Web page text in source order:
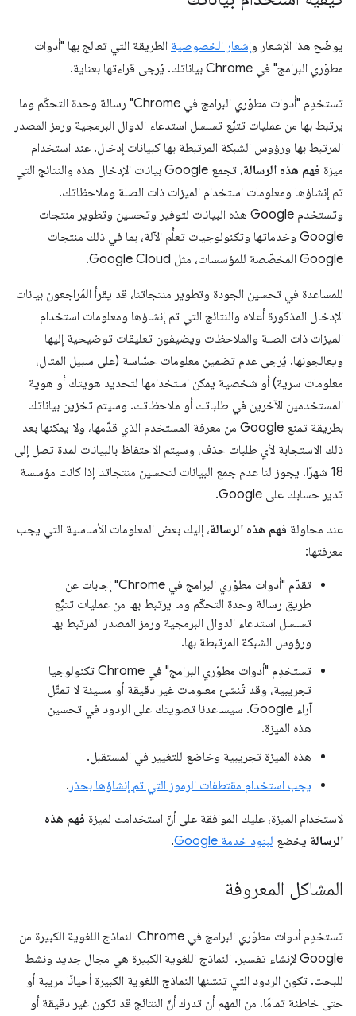
يوضّح هذا الإشعار وإشعار الخصوصية الطريقة التي تعالج بها "أدوات
مطوّري البرامج" في Chrome بياناتك. يُرجى قراءتها بعناية.
تستخدِم "أدوات مطوّري البرامج في Chrome" رسالة وحدة التحكّم وما
يرتبط بها من عمليات تتبُّع تسلسل استدعاء الدوال البرمجية ورمز المصدر
المرتبط بها ورؤوس الشبكة المرتبطة بها كبيانات إدخال. عند استخدام
ميزة فهم هذه الرسالة
، تجمع Google بيانات الإدخال هذه والنتائج التي
تم إنشاؤها ومعلومات استخدام الميزات ذات الصلة وملاحظاتك.
وتستخدم Google هذه البيانات لتوفير وتحسين وتطوير منتجات
Google وخدماتها وتكنولوجيات تعلُّم الآلة، بما في ذلك منتجات
Google المخصّصة للمؤسسات، مثل Google Cloud.
للمساعدة في تحسين الجودة وتطوير منتجاتنا، قد يقرأ المُراجعون بيانات
الإدخال المذكورة أعلاه والنتائج التي تم إنشاؤها ومعلومات استخدام
الميزات ذات الصلة والملاحظات ويضيفون تعليقات توضيحية إليها
ويعالجونها. يُرجى عدم تضمين معلومات حسّاسة (على سبيل المثال،
معلومات سرية) أو شخصية يمكن استخدامها لتحديد هويتك أو هوية
المستخدمين الآخرين في طلباتك أو ملاحظاتك. وسيتم تخزين بياناتك
بطريقة تمنع Google من معرفة المستخدم الذي قدّمها، ولا يمكنها بعد
ذلك الاستجابة لأي طلبات حذف، وسيتم الاحتفاظ بالبيانات لمدة تصل إلى
18 شهرًا. يجوز لنا عدم جمع البيانات لتحسين منتجاتنا إذا كانت مؤسسة
تدير حسابك على Google.
عند محاولة فهم هذه الرسالة، إليك بعض المعلومات الأساسية التي يجب
معرفتها:
تقدّم "أدوات مطوّري البرامج في Chrome" إجابات عن
طريق رسالة وحدة التحكّم وما يرتبط بها من عمليات تتبُّع
تسلسل استدعاء الدوال البرمجية ورمز المصدر المرتبط بها
ورؤوس الشبكة المرتبطة بها.
تستخدِم "أدوات مطوّري البرامج" في Chrome تكنولوجيا
تجريبية، وقد تُنشئ معلومات غير دقيقة أو مسيئة لا تمثّل
آراء Google. سيساعدنا تصويتك على الردود في تحسين
هذه الميزة.
هذه الميزة تجريبية وخاضع للتغيير في المستقبل.
يجب استخدام مقتطفات الرموز التي تم إنشاؤها بحذر .
لاستخدام الميزة، عليك الموافقة على أنّ استخدامك لميزة فهم هذه
الرسالة يخضع لبنود خدمة Google .
المشاكل المعروفة
تستخدِم أدوات مطوّري البرامج في Chrome النماذج اللغوية الكبيرة من
Google لإنشاء تفسير. النماذج اللغوية الكبيرة هي مجال جديد ونشط
للبحث. تكون الردود التي تنشئها النماذج اللغوية الكبيرة أحيانًا مريبة أو
حتى خاطئة تمامًا. من المهم أن تدرك أنّ النتائج قد تكون غير دقيقة أو